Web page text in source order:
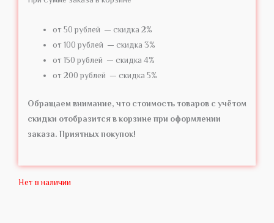
от 50 рублей — скидка 2%
от 100 рублей — скидка 3%
от 150 рублей — скидка 4%
от 200 рублей — скидка 5%
Обращаем внимание, что стоимость товаров с учётом
скидки отобразится в корзине при оформлении
заказа. Приятных покупок!
Нет в наличии